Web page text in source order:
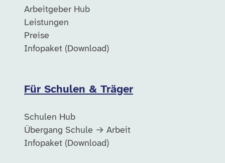
Arbeitgeber Hub
Leistungen
Preise
Infopaket (Download)
Für Schulen & Träger
Schulen Hub
Übergang Schule → Arbeit
Infopaket (Download)